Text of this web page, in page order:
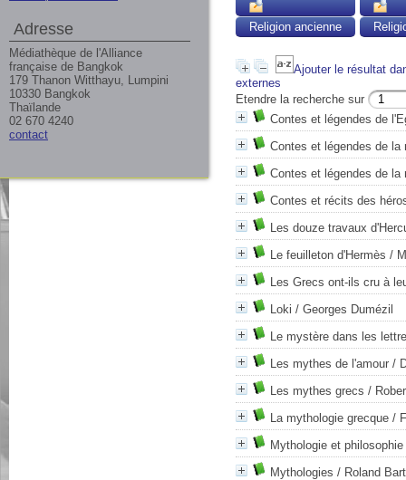
Religion ancienne
Ajouter le résultat
externes
Etendre la recherche sur
Contes et légendes de
Contes et légendes de la
Contes et légendes de
Contes et récits des
Les douze travaux
Le feuilleton d'Hermès /
Les Grecs ont-ils cru à
Loki / Georges Dumézil
Le mystère dans les
Les mythes de l'amour /
Les mythes grecs /
La mythologie grecque /
Mythologie et philosophie
Mythologies / Roland
Adresse
Médiathèque de l'Alliance
française de Bangkok
179 Thanon Witthayu, Lumpini
10330 Bangkok
Thaïlande
02 670 4240
contact